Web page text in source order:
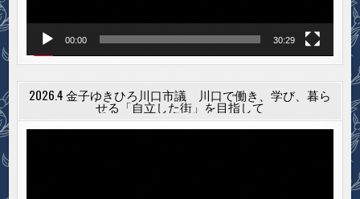
00:00 30:29
2026.4 金子ゆきひろ川口市議 川口で働き、学び、暮ら
せる「自立した街」を目指して